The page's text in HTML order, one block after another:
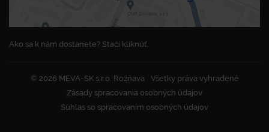
Ako sa k nám dostanete? Stačí kliknúť.
© 2026 MEVA-SK s.r.o. Rožňava
Všetky práva vyhradené
Zásady spracovania osobných údajov
Súhlas so spracovaním osobných údajov